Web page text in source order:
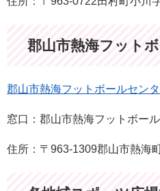
郡山市熱海フット
郡山市熱海フットボールセン
窓口：郡山市熱海フットボー
住所：〒963-1309郡山市熱海